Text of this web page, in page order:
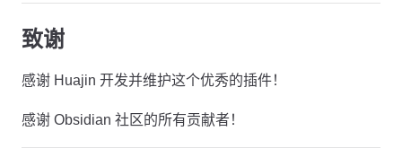
致谢
感谢 Huajin 开发并维护这个优秀的插件！
感谢 Obsidian 社区的所有贡献者！